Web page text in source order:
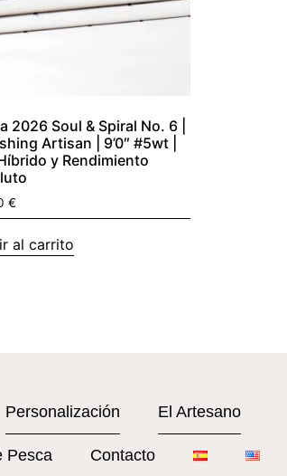
2026 Soul & Spiral No. 6 |
Artisan | 9’0″ #5wt |
y Rendimiento
€
al carrito
Personalización El Artesano
Pesca Contacto